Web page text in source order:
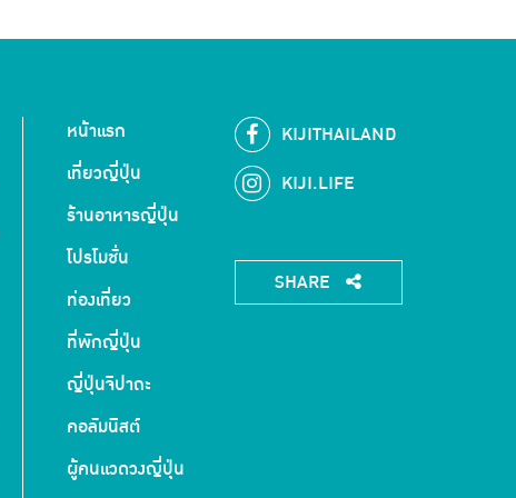
หน้าแรก
เที่ยวญี่ปุ่น
ร้านอาหารญี่ปุ่น
โปรโมชั่น
ท่องเที่ยว
ที่พักญี่ปุ่น
ญี่ปุ่นจิปาถะ
คอลัมนิสต์
ผู้คนแวดวงญี่ปุ่น
KIJITHAILAND
KIJI.LIFE
SHARE